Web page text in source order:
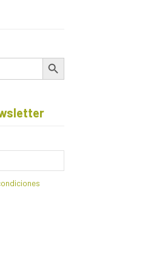
Botón de búsqueda